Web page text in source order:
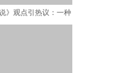
说》观点引热议：一种